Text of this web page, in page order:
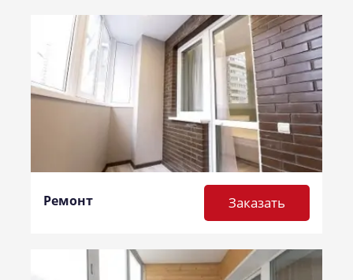
Ремонт Заказать